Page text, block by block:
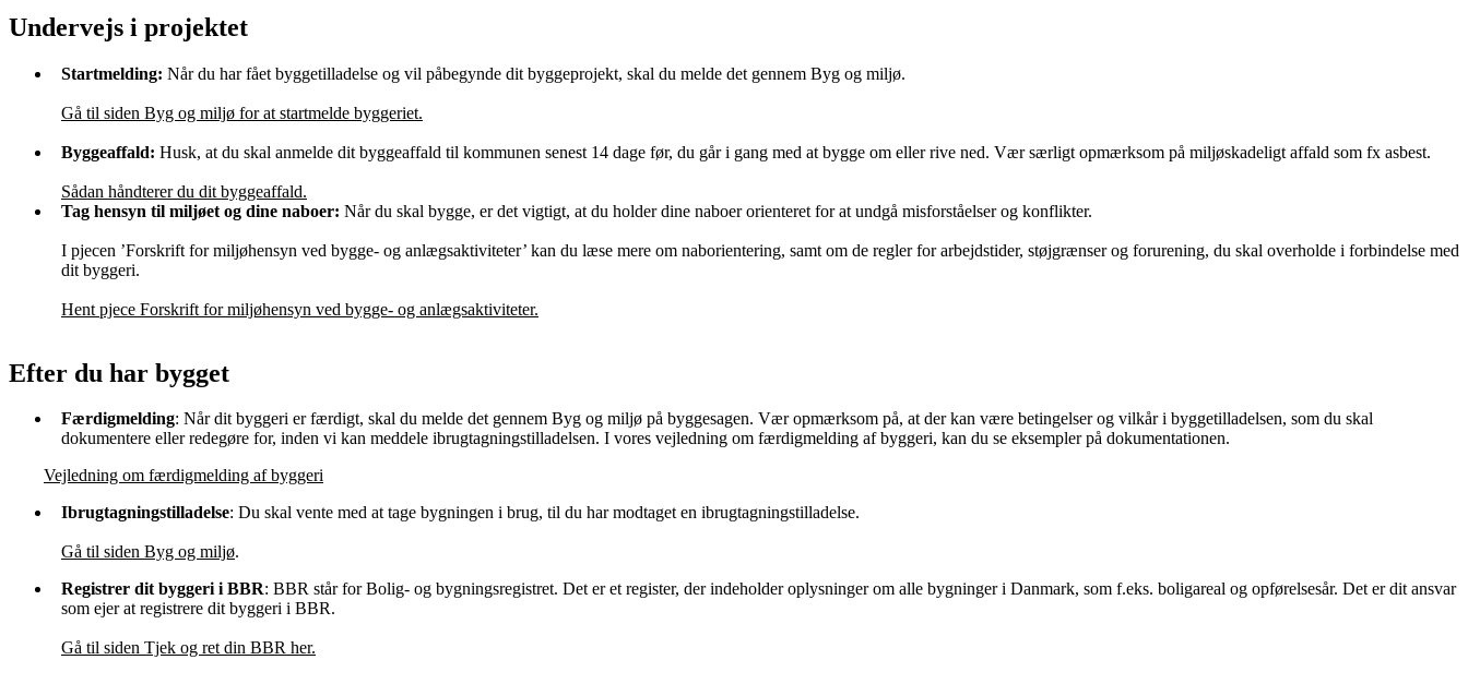
Undervejs i projektet
Startmelding: Når du har fået byggetilladelse og vil påbegynde dit byggeprojekt, skal du melde det gennem Byg og miljø.
Gå til siden Byg og miljø for at startmelde byggeriet.
Byggeaffald: Husk, at du skal anmelde dit byggeaffald til kommunen senest 14 dage før, du går i gang med at bygge om eller rive ned. Vær særligt opmærksom på miljøskadeligt affald som fx asbest.
Sådan håndterer du dit byggeaffald.
Tag hensyn til miljøet og dine naboer: Når du skal bygge, er det vigtigt, at du holder dine naboer orienteret for at undgå misforståelser og konflikter.
I pjecen ’Forskrift for miljøhensyn ved bygge- og anlægsaktiviteter’ kan du læse mere om naborientering, samt om de regler for arbejdstider, støjgrænser og forurening, du skal overholde i forbindelse med
dit byggeri.
Hent pjece Forskrift for miljøhensyn ved bygge- og anlægsaktiviteter.
Efter du har bygget
Færdigmelding: Når dit byggeri er færdigt, skal du melde det gennem Byg og miljø på byggesagen. Vær opmærksom på, at der kan være betingelser og vilkår i byggetilladelsen, som du skal
dokumentere eller redegøre for, inden vi kan meddele ibrugtagningstilladelsen. I vores vejledning om færdigmelding af byggeri, kan du se eksempler på dokumentationen.
Vejledning om færdigmelding af byggeri
Ibrugtagningstilladelse: Du skal vente med at tage bygningen i brug, til du har modtaget en ibrugtagningstilladelse.
Gå til siden Byg og miljø.
Registrer dit byggeri i BBR: BBR står for Bolig- og bygningsregistret. Det er et register, der indeholder oplysninger om alle bygninger i Danmark, som f.eks. boligareal og opførelsesår. Det er dit ansvar
som ejer at registrere dit byggeri i BBR.
Gå til siden Tjek og ret din BBR her.